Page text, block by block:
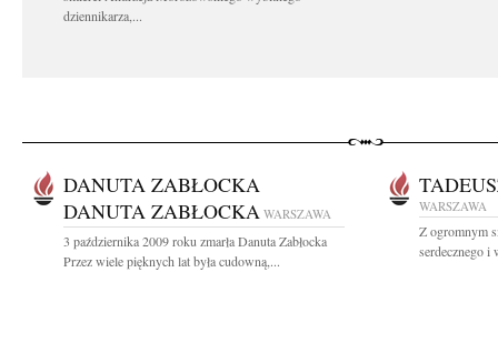
dziennikarza,...
DANUTA ZABŁOCKA
DANUTA ZABŁOCKA WARSZAWA
3 października 2009 roku zmarła Danuta Zabłocka
Przez wiele pięknych lat była cudowną,...
WARSZAWA
Z ogromnym
serdecznego i